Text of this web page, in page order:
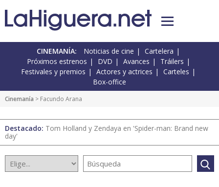
CINEMANÍA: Noticias de cine
Cartelera
Próximos estrenos
DVD Avances
Tráilers
Festivales y premios
Actores y actrices
Carteles
Box-office
Cinemanía > Facundo Arana
Destacado: Tom Holland y Zendaya en 'Spider-man: Brand new
day'